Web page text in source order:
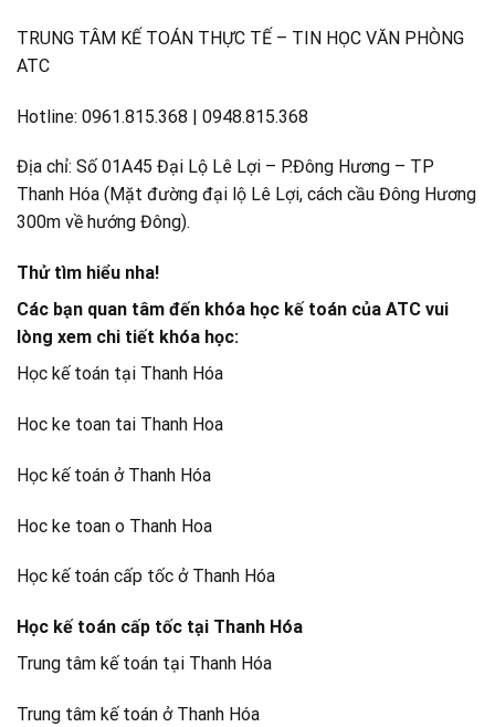
TRUNG TÂM KẾ TOÁN THỰC TẾ – TIN HỌC VĂN PHÒNG
ATC
Hotline: 0961.815.368 | 0948.815.368
Địa chỉ: Số 01A45 Đại Lộ Lê Lợi – P.Đông Hương – TP
Thanh Hóa (Mặt đường đại lộ Lê Lợi, cách cầu Đông Hương
300m về hướng Đông).
Thử tìm hiểu nha!
Các bạn quan tâm đến khóa học kế toán của ATC vui
lòng xem chi tiết khóa học:
Học kế toán tại Thanh Hóa
Hoc ke toan tai Thanh Hoa
Học kế toán ở Thanh Hóa
Hoc ke toan o Thanh Hoa
Học kế toán cấp tốc ở Thanh Hóa
Học kế toán cấp tốc tại Thanh Hóa
Trung tâm kế toán tại Thanh Hóa
Trung tâm kế toán ở Thanh Hóa